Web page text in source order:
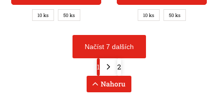
10 ks 50 ks 10 ks 50 ks
Načíst 7 dalších
1
2
Nahoru